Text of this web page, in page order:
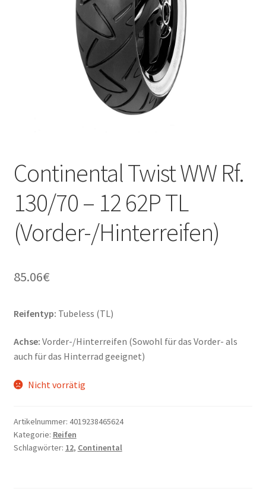
Continental Twist WW Rf.
130/70 – 12 62P TL
(Vorder-/Hinterreifen)
85.06€
Reifentyp: Tubeless (TL)
Achse: Vorder-/Hinterreifen (Sowohl für das Vorder- als
auch für das Hinterrad geeignet)
Nicht vorrätig
Artikelnummer: 4019238465624
Kategorie: Reifen
Schlagwörter: 12, Continental